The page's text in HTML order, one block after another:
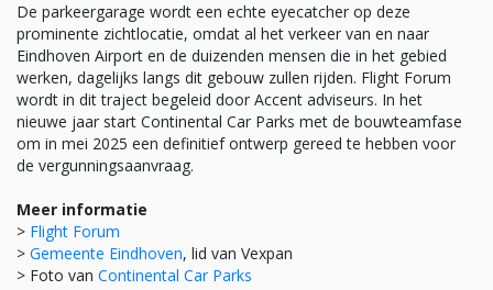
De parkeergarage wordt een echte eyecatcher op deze
prominente zichtlocatie, omdat al het verkeer van en naar
Eindhoven Airport en de duizenden mensen die in het gebied
werken, dagelijks langs dit gebouw zullen rijden. Flight Forum
wordt in dit traject begeleid door Accent adviseurs. In het
nieuwe jaar start Continental Car Parks met de bouwteamfase
om in mei 2025 een definitief ontwerp gereed te hebben voor
de vergunningsaanvraag.
Meer informatie
> Flight Forum
> Gemeente Eindhoven, lid van Vexpan
> Foto van Continental Car Parks